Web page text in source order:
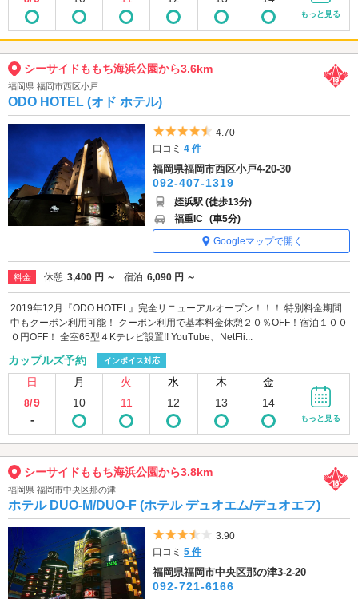
もっと見る
シーサイドももち海浜公園から3.6km
福岡県 福岡市西区小戸
ODO HOTEL (オド ホテル)
5つ星のうち4.5
4.70
口コミ4 件
福岡県福岡市西区小戸4-20-30
092-407-1319
姪浜駅 (徒歩13分)
福重IC (車5分)
Googleマップで開く
料金 休憩 3,400 円 ～ 宿泊 6,090 円 ～
2019年12月『ODO HOTEL』完全リニューアルオープン！！！ 特別料金期間
中もクーポン利用可能！ クーポン利用で基本料金休憩２０％OFF！宿泊１００
０円OFF！ 全室65型４Kテレビ設置!! YouTube、NetFli...
カップルズ予約 インボイス対応
日 月 火 水 木 金
8/9
-
10 11 12 13 14
もっと見る
シーサイドももち海浜公園から3.8km
福岡県 福岡市中央区那の津
ホテル DUO-M/DUO-F (ホテル デュオエム/デュオエフ)
5つ星のうち3.5
3.90
口コミ5 件
福岡県福岡市中央区那の津3-2-20
092-721-6166